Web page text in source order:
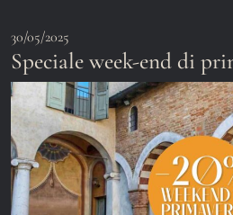
30/05/2025
Speciale week-end di